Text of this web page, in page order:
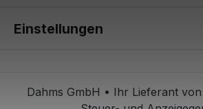
Einstellungen
Dahms GmbH • Ihr Lieferant